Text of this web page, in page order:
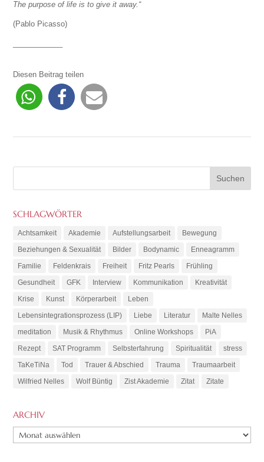
The purpose of life is to give it away.“
(Pablo Picasso)
Diesen Beitrag teilen
SCHLAGWÖRTER
Achtsamkeit Akademie Aufstellungsarbeit
Bewegung
Beziehungen & Sexualität
Bilder Bodynamic
Enneagramm
Familie
Feldenkrais Freiheit Fritz Pearls
Frühling
Gesundheit
GFK Interview Kommunikation
Kreativität
Krise
Kunst Körperarbeit
Leben
Lebensintegrationsprozess (LIP)
Liebe Literatur
Malte Nelles
meditation
Musik & Rhythmus Online Workshops
PiA
Rezept
SAT Programm Selbsterfahrung Spiritualität
stress
TaKeTiNa
Tod Trauer & Abschied Trauma
Traumaarbeit
Wilfried Nelles
Wolf Büntig Zist Akademie Zitat Zitate
ARCHIV
ARCHIV